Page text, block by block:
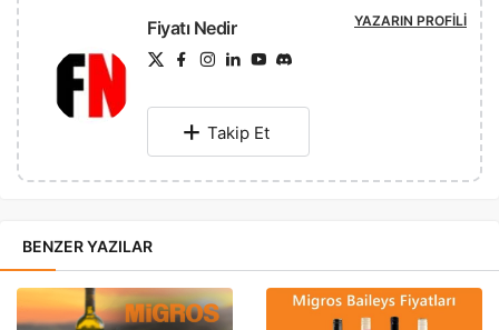
Fiyatı Nedir YAZARIN PROFILI
Takip Et
BENZER YAZILAR